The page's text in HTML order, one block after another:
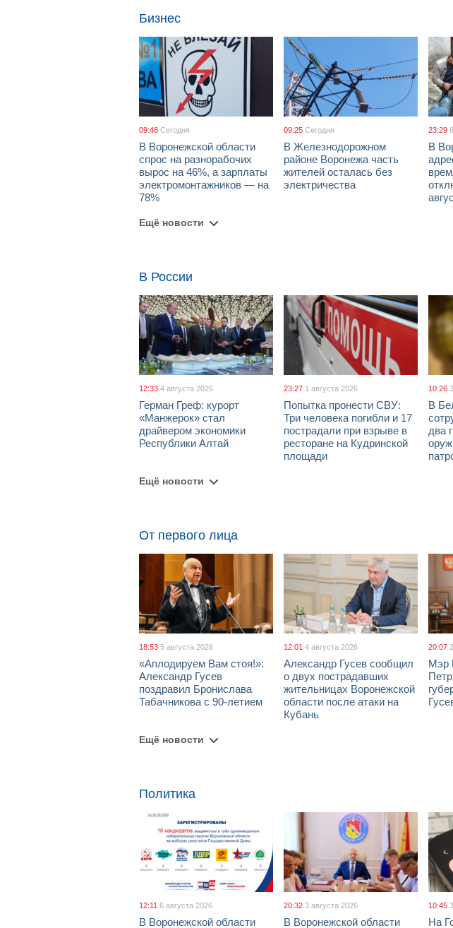
Бизнес
09:48 Сегодня
В Воронежской области
спрос на разнорабочих
вырос на 46%, а зарплаты
электромонтажников — на
78%
09:25 Сегодня
В Железнодорожном
районе Воронежа часть
жителей осталась без
электричества
23:29
В
Ещё новости
В России
12:33 4 августа 2026
Герман Греф: курорт
«Манжерок» стал
драйвером экономики
Республики Алтай
23:27 1 августа 2026
Попытка пронести СВУ:
Три человека погибли и 17
пострадали при взрыве в
ресторане на Кудринской
площади
10:26
В
два
Ещё новости
От первого лица
18:53 5 августа 2026
«Аплодируем Вам стоя!»:
Александр Гусев
поздравил Бронислава
Табачникова с 90-летием
12:01 4 августа 2026
Александр Гусев сообщил
о двух пострадавших
жительницах Воронежской
области после атаки на
Кубань
20:07
Мэр
Ещё новости
Политика
12:11 6 августа 2026
В Воронежской области
20:32 3 августа 2026
В Воронежской области
10:45
На